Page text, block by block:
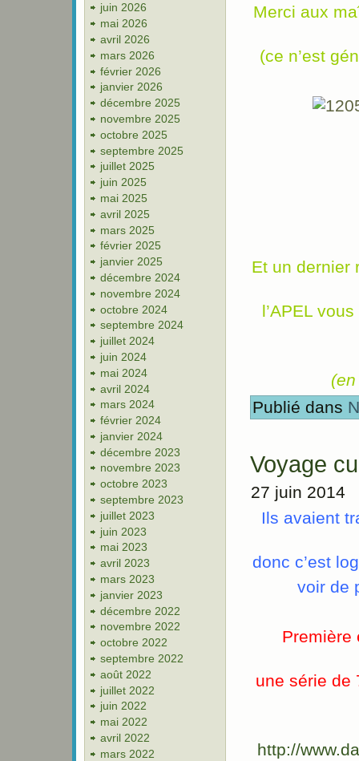
juin 2026
mai 2026
avril 2026
mars 2026
février 2026
janvier 2026
décembre 2025
novembre 2025
octobre 2025
septembre 2025
juillet 2025
juin 2025
mai 2025
avril 2025
mars 2025
février 2025
janvier 2025
décembre 2024
novembre 2024
octobre 2024
septembre 2024
juillet 2024
juin 2024
mai 2024
avril 2024
mars 2024
février 2024
janvier 2024
décembre 2023
novembre 2023
octobre 2023
septembre 2023
juillet 2023
juin 2023
mai 2023
avril 2023
mars 2023
janvier 2023
décembre 2022
novembre 2022
octobre 2022
septembre 2022
août 2022
juillet 2022
juin 2022
mai 2022
avril 2022
mars 2022
Merci aux
(ce n’est
Et un dernier
l’APEL
Publié dans
Voyage
27 juin 2014
Ils avaient
donc c’est
voir de
Première
une série de
http://